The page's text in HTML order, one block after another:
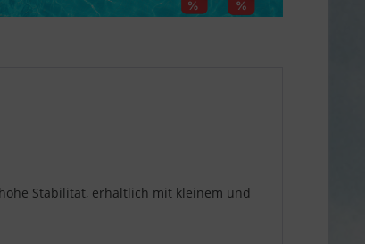
Stabilität, erhältlich mit kleinem und